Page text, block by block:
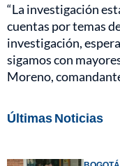
“La investigación
cuentas por temas
investigación,
sigamos con
Moreno,
Últimas Noticias